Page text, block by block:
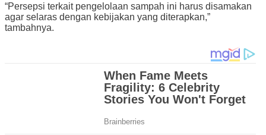
“Persepsi terkait pengelolaan sampah ini harus disamakan
agar selaras dengan kebijakan yang diterapkan,”
tambahnya.